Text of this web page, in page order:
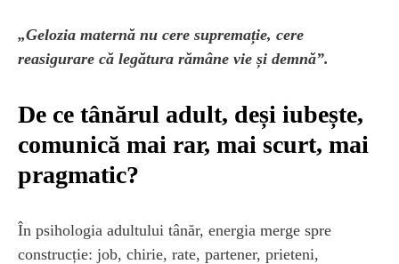
„Gelozia maternă nu cere supremație, cere
reasigurare că legătura rămâne vie și demnă”.
De ce tânărul adult, deși iubește,
comunică mai rar, mai scurt, mai
pragmatic?
În psihologia adultului tânăr, energia merge spre
construcție: job, chirie, rate, partener, prieteni,